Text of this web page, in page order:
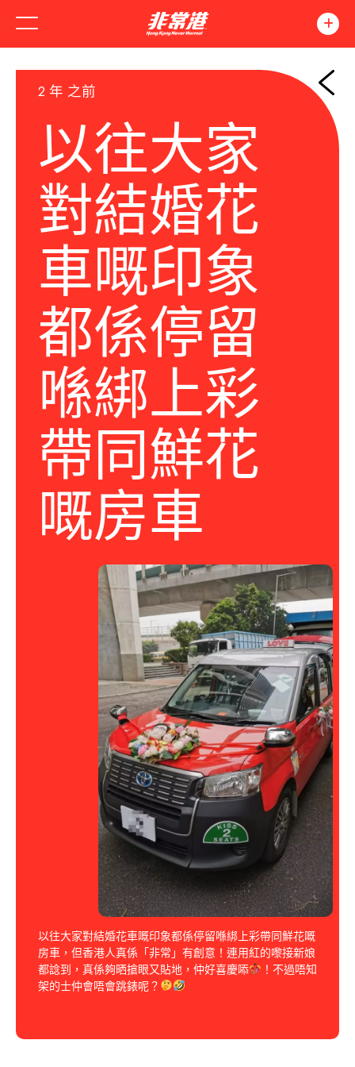
以往大家對結婚花車嘅印象都係停留喺綁上彩帶同鮮花嘅
房車，但香港人真係「非常」有創意！連用紅的嚟接新娘
都諗到，真係夠晒搶眼又貼地，仲好喜慶㖭
！不過唔知
架的士仲會唔會跳錶呢？
2 年 之前
以往大家
對結婚花
車嘅印象
都係停留
喺綁上彩
帶同鮮花
嘅房車